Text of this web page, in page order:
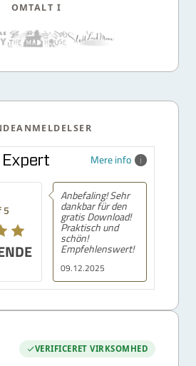
OMTALT I
Mere info
5
09.12.2025
Anbefaling! Sehr
dankbar für den
gratis Download!
Praktisch und
schön!
Empfehlenswert!
VERIFICERET VIRKSOMHED